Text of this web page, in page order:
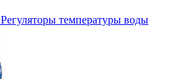
Регуляторы температуры воды